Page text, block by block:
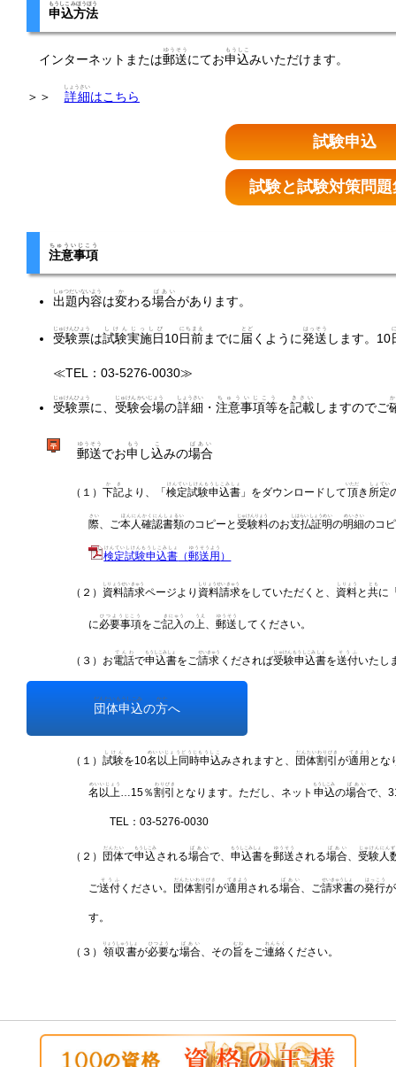
申込方法
もうしこみほうほう
インターネットまたは郵送
ゆうそう
にてお申込
もうしこ
みいただけます。
＞＞ 詳細
しょうさい
はこちら
試験申込
試験と試験対策問
注意事項
ちゅういじこう
出題内容
しゅつだいないよう
は変
か
わる場合
ばあい
があります。
受験票
じゅけんひょう
は試験実施日
しけんじっしび
10日前
にちまえ
までに 届
とど
くように発送
はっそう
します。10
≪TEL：03-5276-0030≫
受験票
じゅけんひょう
に、 受験会場
じゅけんかいじょう
の詳細
しょうさい
・ 注意事項等
ちゅういじこう
を記載
きさい
しますのでご
か
郵送
ゆうそう
でお申
もう
し込
こ
みの場合
ばあい
（１） 下記
かき
より、「検定試験申込書
けんていしけんもうしこみしょ
」をダウンロードして頂
いただ
き 所定
しょてい
際
さい
、ご本人確認書類
ほんにんかくにんしょるい
のコピーと受験料
じゅけんりょう
のお支払証明
しはらいしょうめい
の明細
めいさい
のコ
検定試験申込書
けんていしけんもうしこみしょ
（郵送用
ゆうそうよう
）
（２） 資料請求
しりょうせいきゅう
ページより 資料請求
しりょうせいきゅう
をしていただくと、 資料
しりょう
と共
とも
に
に必要事項
ひつようじこう
をご記入
きにゅう
の 上
うえ
、郵送
ゆうそう
してください。
（３）お電話
でんわ
で申込書
もうしこみしょ
をご請求
せいきゅう
くだされば受験申込書
じゅけんもうしこみしょ
を送付
そうふ
いたし
団体申込
だんたいもうしこみ
の方
かた
へ
（１） 試験
しけん
を10名以上同時申込
めいいじょうどうじもうしこ
みされますと、 団体割引
だんたいわりびき
が適用
てきよう
とな
名以上
めいいじょう
…15％割引
わりびき
となります。ただし、ネット 申込
もうしこみ
の場合
ばあい
で、
TEL：03-5276-0030
（２） 団体
だんたい
で申込
もうしこみ
される場合
ばあい
で、 申込書
もうしこみしょ
を郵送
ゆうそう
される場合
ばあい
受験人
じゅけんにんず
ご送付
そうふ
ください。 団体割引
だんたいわりびき
が適用
てきよう
される場合
ばあい
、ご請求書
せいきゅうしょ
の発行
はっこう
が
す。
（３） 領収書
りょうしゅうしょ
が必要
ひつよう
な場合
ばあい
、その旨
むね
をご連絡
れんらく
ください。